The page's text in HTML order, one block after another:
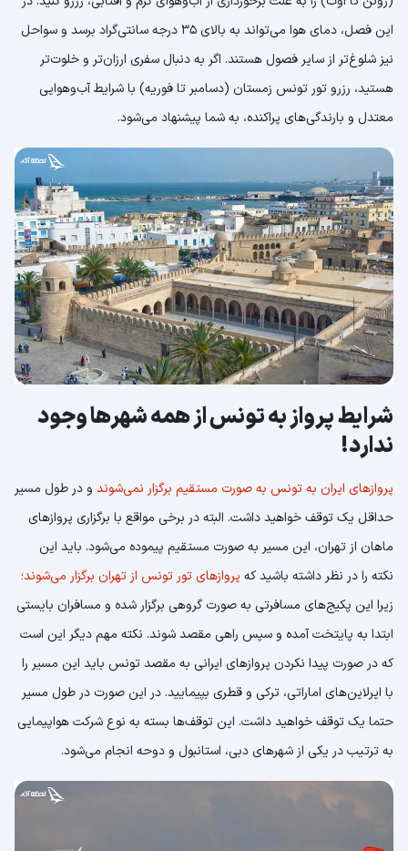
این فصل، دمای هوا می‌تواند به بالای 35 درجه سانتی‌گراد برسد و سواحل
نیز شلوغ‌تر از سایر فصول هستند. اگر به دنبال سفری ارزان‌تر و خلوت‌تر
هستید، رزرو تور تونس زمستان (دسامبر تا فوریه) با شرایط آب‌وهوایی
معتدل و بارندگی‌های پراکنده، به شما پیشنهاد می‌شود.
شرایط پرواز به تونس از همه شهرها وجود
ندارد!
پروازهای ایران به تونس به صورت مستقیم برگزار نمی‌شوند و در طول مسیر
حداقل یک توقف خواهید داشت. البته در برخی مواقع با برگزاری پروازهای
ماهان از تهران، این مسیر به صورت مستقیم پیموده می‌شود. باید این
نکته را در نظر داشته باشید که پروازهای تور تونس از تهران برگزار می‌شوند؛
زیرا این پکیج‌های مسافرتی به صورت گروهی برگزار شده و مسافران بایستی
ابتدا به پایتخت آمده و سپس راهی مقصد شوند. نکته مهم دیگر این است
که در صورت پیدا نکردن پروازهای ایرانی به مقصد تونس باید این مسیر را
با ایرلاین‌های اماراتی، ترکی و قطری بپیمایید. در این صورت در طول مسیر
حتما یک توقف خواهید داشت. این توقف‌ها بسته به نوع شرکت هواپیمایی
به ترتیب در یکی از شهرهای دبی، استانبول و دوحه انجام می‌شود.